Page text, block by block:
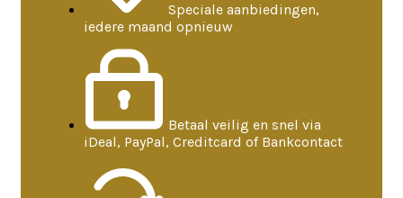
Speciale aanbiedingen,
iedere maand opnieuw
Betaal veilig en snel via
iDeal, PayPal, Creditcard of Bankcontact